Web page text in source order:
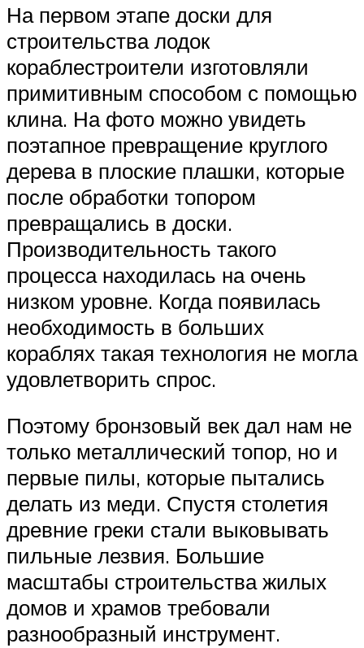
На первом этапе доски для
строительства лодок
кораблестроители изготовляли
примитивным способом с помощью
клина. На фото можно увидеть
поэтапное превращение круглого
дерева в плоские плашки, которые
после обработки топором
превращались в доски.
Производительность такого
процесса находилась на очень
низком уровне. Когда появилась
необходимость в больших
кораблях такая технология не могла
удовлетворить спрос.
Поэтому бронзовый век дал нам не
только металлический топор, но и
первые пилы, которые пытались
делать из меди. Спустя столетия
древние греки стали выковывать
пильные лезвия. Большие
масштабы строительства жилых
домов и храмов требовали
разнообразный инструмент.